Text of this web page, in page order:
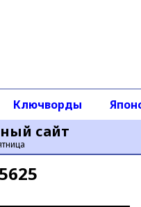
сайт
Ключворды